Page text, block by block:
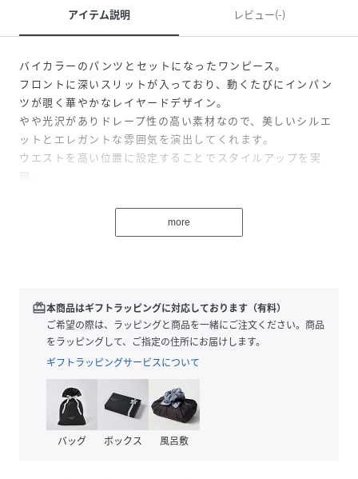
アイテム説明 レビュー(-)
バイカラーのパンツとセットになったワンピース。
フロントに深いスリットが入っており、動くたびにインパン
ツが覗く華やかなレイヤードデザイン。
やや光沢がありドレープ性の高い素材なので、美しいシルエ
ットとエレガントな雰囲気を演出してくれます。
ウエストを高い位置に設定することでスタイルアップを実
現。
お食事やオケージョンシーンにおすすめの1着です。
※撮影画像は、光の当たり具合やお使いのモニター設定、お
部屋の照明等により実際の商品と色味が異なる場合がござい
ます。一番実物に近いお色味は生地画像でございます。
［ワンピース］9号（cm）
more
redeem本商品はギフトラッピングに対応しております（有料）
ご希望の際は、ラッピングと商品を一緒にご注文ください。商品
をラッピングして、ご指定の住所にお届けします。
ギフトラッピングサービスについて
バッグ ボックス 風呂敷